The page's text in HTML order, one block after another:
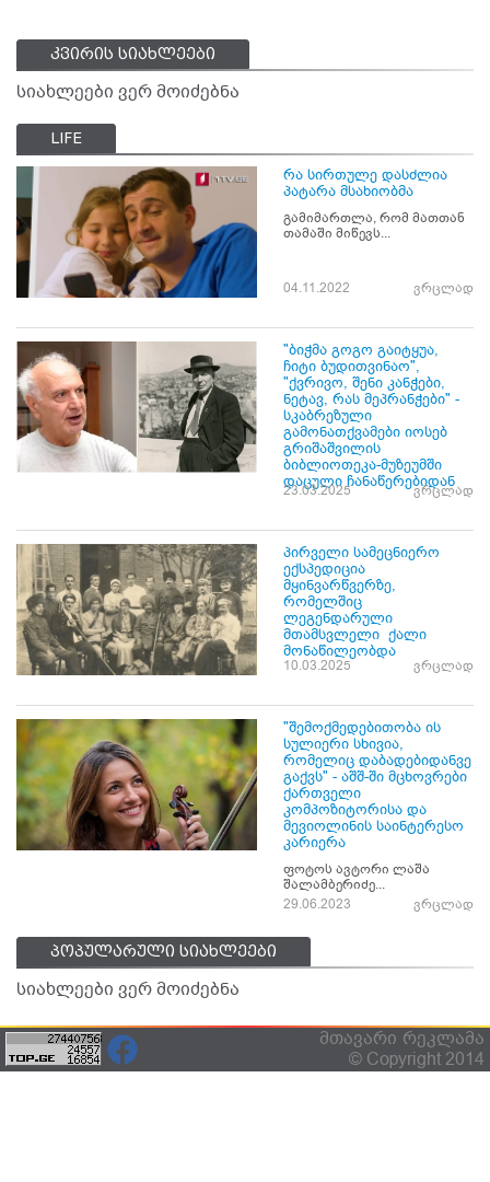
კვირის სიახლეები
სიახლეები ვერ მოიძებნა
LIFE
რა სირთულე დასძლია
პატარა მსახიობმა
გამიმართლა, რომ მათთან
თამაში მიწევს...
04.11.2022 ვრცლად
"ბიჭმა გოგო გაიტყუა,
ჩიტი ბუდითვინაო",
"ქვრივო, შენი კანჭები,
ნეტავ, რას მეპრანჭები" -
სკაბრეზული
გამონათქვამები იოსებ
გრიშაშვილის
ბიბლიოთეკა-მუზეუმში
დაცული ჩანაწერებიდან
23.03.2025 ვრცლად
პირველი სამეცნიერო
ექსპედიცია
მყინვარწვერზე,
რომელშიც
ლეგენდარული
მთამსვლელი ქალი
მონაწილეობდა
10.03.2025 ვრცლად
"შემოქმედებითობა ის
სულიერი სხივია,
რომელიც დაბადებიდანვე
გაქვს" - აშშ-ში მცხოვრები
ქართველი
კომპოზიტორისა და
მევიოლინის საინტერესო
კარიერა
ფოტოს ავტორი ლაშა
შალამბერიძე...
29.06.2023
ვრცლად
პოპულარული სიახლეები
სიახლეები ვერ მოიძებნა
მთავარი რეკლამა
© Copyright 2014